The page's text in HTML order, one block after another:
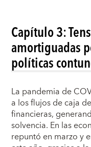
Capítulo 3:
amortiguadas
políticas
La pandemia de
a los flujos de caja
financieras,
solvencia. En las
repuntó en marzo y